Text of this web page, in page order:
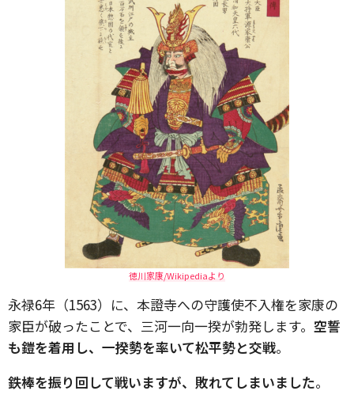
徳川家康/Wikipediaより
永禄6年（1563）に、本證寺への守護使不入権を家康の
家臣が破ったことで、三河一向一揆が勃発します。 空誓
も鎧を着用し、一揆勢を率いて松平勢と交戦。
鉄棒を振り回して戦いますが、敗れてしまいました。